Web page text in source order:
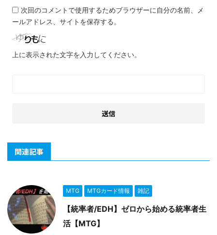
次回のコメントで使用するためブラウザーに自分の名前、メ
ールアドレス、サイトを保存する。
上に表示された文字を入力してください。
関連記事
MTG MTGカード情報 雑記
【統率者/EDH】ゼロから始める統率者生
活【MTG】